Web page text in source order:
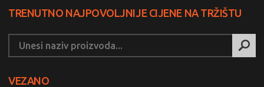
TRENUTNO NAJPOVOLJNIJE CIJENE NA TRŽIŠTU
VEZANO